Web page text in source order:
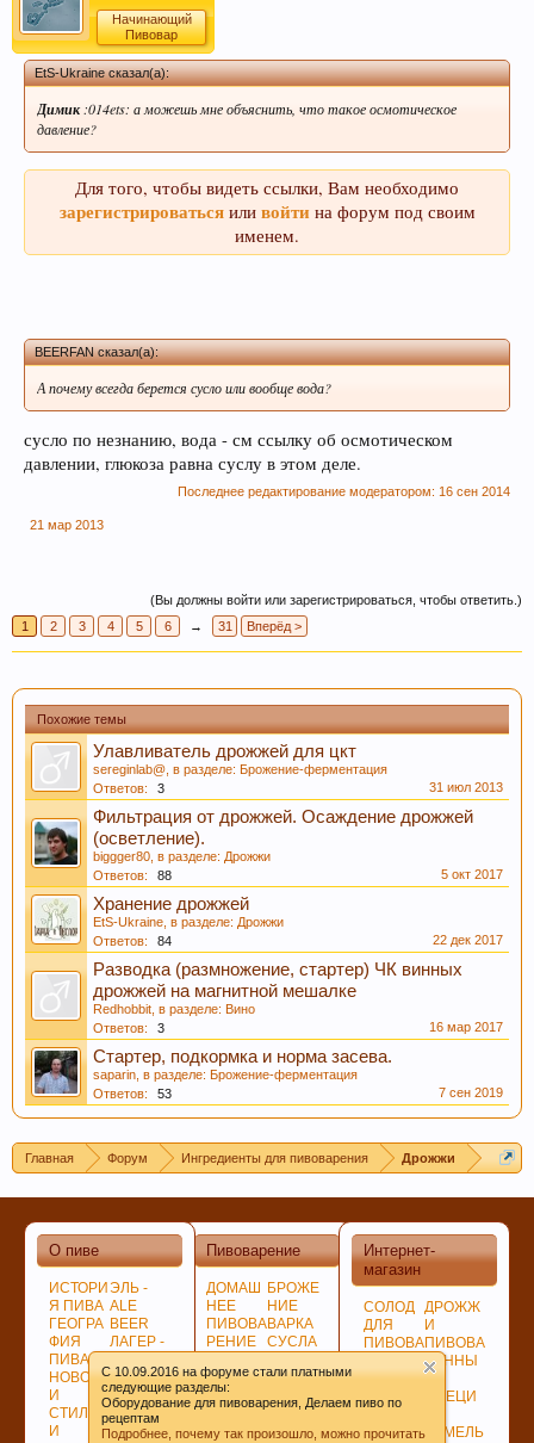
C 10.09.2016 на форуме стали платными
следующие разделы:
Оборудование для пивоварения, Делаем пиво по
рецептам
Подробнее, почему так произошло, можно прочитать
Начинающий
Пивовар
EtS-Ukraine сказал(а):
Димик:014ets: а можешь мне объяснить, что такое осмотическое
давление?
Для того, чтобы видеть ссылки, Вам необходимо
зарегистрироватьсяили войтина форум под своим
именем.
BEERFAN сказал(а):
А почему всегда берется сусло или вообще вода?
сусло по незнанию, вода - см ссылку об осмотическом
давлении, глюкоза равна суслу в этом деле.
Последнее редактирование модератором: 16 сен 2014
21 мар 2013
(Вы должны войти или зарегистрироваться, чтобы ответить.)
1
2 3 4 5 6 → 31 Вперёд >
Похожие темы
Улавливатель дрожжей для цкт
sereginlab@ , в разделе: Брожение-ферментация
Ответов:
3 31 июл 2013
Фильтрация от дрожжей. Осаждение дрожжей
(осветление).
biggger80 , в разделе: Дрожжи
Ответов:
88 5 окт 2017
Хранение дрожжей
EtS-Ukraine , в разделе: Дрожжи
Ответов:
84 22 дек 2017
Разводка (размножение, стартер) ЧК винных
дрожжей на магнитной мешалке
Redhobbit , в разделе: Вино
Ответов:
3 16 мар 2017
Стартер, подкормка и норма засева.
saparin , в разделе: Брожение-ферментация
Ответов:
53 7 сен 2019
Главная Форум Ингредиенты для пивоварения Дрожжи
Интернет-
магазин
СОЛОД
ДЛЯ
ПИВОВА
НЕСОЛ
ОЖЕНО
СЫРЬЁ
ДРОЖЖ
И
ПИВОВА
РЕННЫ
Е
СПЕЦИ
ИЗМЕЛЬ
О пиве
ИСТОРИ
Я ПИВА
ГЕОГРА
ФИЯ
ПИВА
НОВОСТ
И
СТИЛИ
И
ЭЛЬ -
ALE
BEER
ЛАГЕР -
ПО
ЦВЕТУ
ГИБРИД
НЫЕ
Пивоварение
ДОМАШ
НЕЕ
ПИВОВА
РЕНИЕ
ОВКА,
ПРОГРА
СОВЕТ
БРОЖЕ
НИЕ
ВАРКА
СУСЛА
LAGER
СОЗРЕВ
АНИЕ
ПИВА